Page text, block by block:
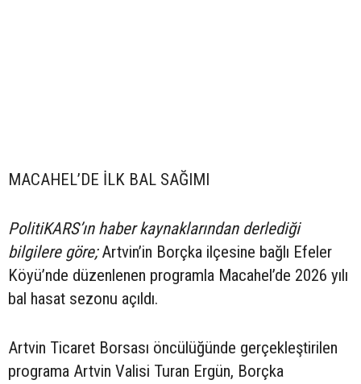
MACAHEL’DE İLK BAL SAĞIMI
PolitiKARS’ın haber kaynaklarından derlediği
bilgilere göre;Artvin’in Borçka ilçesine bağlı Efeler
Köyü’nde düzenlenen programla Macahel’de 2026 yılı
bal hasat sezonu açıldı.
Artvin Ticaret Borsası öncülüğünde gerçekleştirilen
programa Artvin Valisi Turan Ergün, Borçka